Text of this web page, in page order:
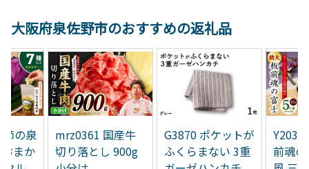
大阪府泉佐野市のおすすめの返礼品
節の泉
まか
mrz0361 国産牛
切り落とし 900g
G3870 ポケットが
ふくらまない 3重
Y203
前魂